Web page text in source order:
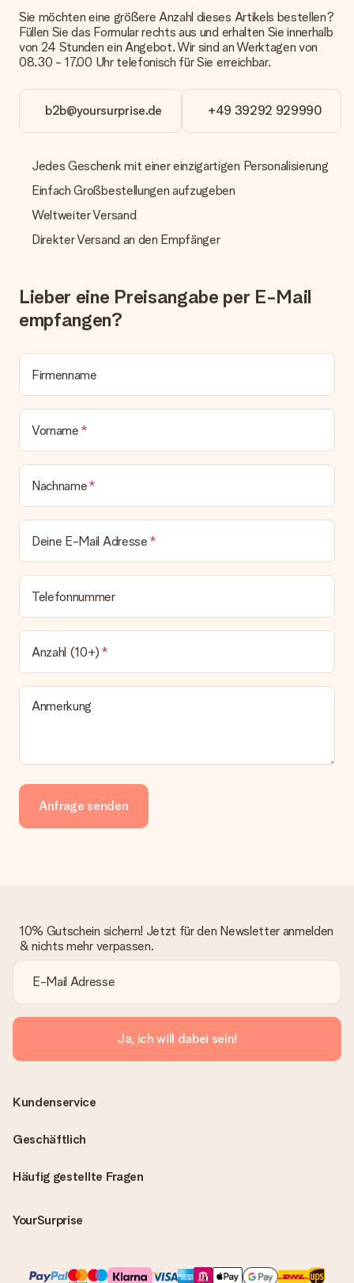
Päckchen versendet. Möchtest du wissen, ob es als Paket
oder Päckchen geliefert wird, kontaktiere bitte unseren
Kundenservice.
Wie kann ich meine Bestellung bezahlen?
Wir bieten die folgenden Zahlungsoptionen an: Vorauskasse
mit normaler Überweisung, Sofortüberweisung, Paypal,
manuellen Überweisung verlängert sich die Lieferzeit des
Geschenks jedoch um 3 Werktage.
Geschenk empfangen
Was, wenn das Geschenk meine Erwartungen nicht
kontaktieren. Dort wird dir umgehend ein passender
Lösungsvorschlag unterbreitet.
Alle Lieferungen erfolgen ohne Rechnung und/oder
Lieferschein. Die Rechnung zu deiner Bestellung erhältst du
Geschenk also direkt beim Empfänger liefern lassen und es
bleibt eine echte Überraschung!
Sie möchten eine größere Anzahl dieses Artikels bestellen?
Füllen Sie das Formular rechts aus und erhalten Sie innerhalb
von 24 Stunden ein Angebot. Wir sind an Werktagen von
08.30 - 17.00 Uhr telefonisch für Sie erreichbar.
b2b@yoursurprise.de +49 39292 929990
Jedes Geschenk mit einer einzigartigen Personalisierung
Einfach Großbestellungen aufzugeben
Weltweiter Versand
Direkter Versand an den Empfänger
Lieber eine Preisangabe per E-Mail
empfangen?
Firmenname
Vorname
Nachname
Deine E-Mail Adresse
Telefonnummer
Anzahl (10+)
Anmerkung
Anfrage senden
10% Gutschein sichern! Jetzt für den Newsletter anmelden
& nichts mehr verpassen.
Ja, ich will dabei sein!
Häufig gestellte Fragen
YourSurprise
Kundenservice
Geschäftlich